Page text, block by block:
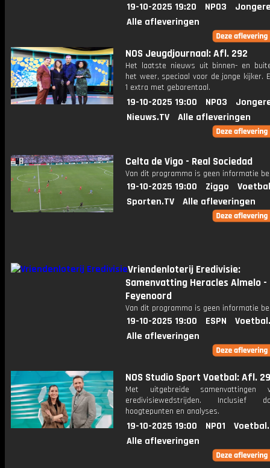
19-10-2025 19:20 NPO3
Alle afleveringen
NOS Jeugdjournaal: Afl. 292
Het laatste nieuws uit binnen- en
het weer, speciaal voor de jonge kijker.
1 extra met gebarentaal.
19-10-2025 19:00 NPO3
Nieuws.TV
Alle afleveringen
Celta de Vigo - Real Sociedad
Van dit programma is geen informatie
19-10-2025 19:00 Ziggo
Sporten.TV
Alle afleveringen
Vriendenloterij Eredivisie:
Samenvatting Heracles Almelo -
Feyenoord
Van dit programma is geen informatie
19-10-2025 19:00 ESPN
Alle afleveringen
NOS Studio Sport Voetbal: Afl. 29
Met uitgebreide samenvattingen
eredivisiewedstrijden. Inclusief
hoogtepunten en analyses.
19-10-2025 19:00 NPO1
Alle afleveringen